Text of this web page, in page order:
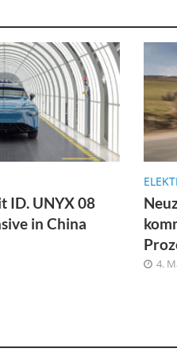
ID. UNYX 08
in China
4.